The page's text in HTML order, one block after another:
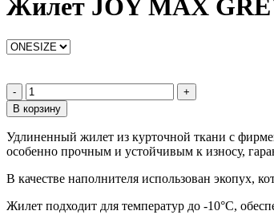
Жилет JOY MAX
-
+
В корзину
Удлиненный жилет из курточной ткани с
особенно прочным и устойчивым к износу,
В качестве наполнителя использован экопух,
Жилет подходит для температур до -10°C,